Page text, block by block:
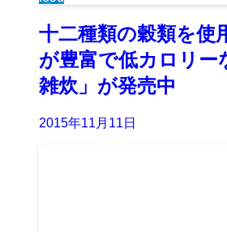
十二種類の穀類を
が豊富で低カロリー
雑炊」が発売中
2015年11月11日